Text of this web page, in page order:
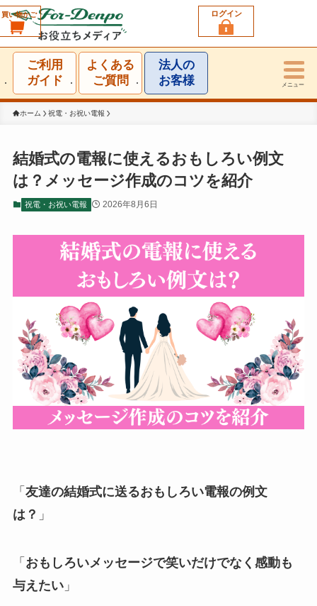
買い物かご ログイン
ご利用
ガイド
よくある
ご質問
法人の
お客様
メニュー
利用シーン一覧
結婚祝い
誕生日祝い
お見舞い・お礼
移転・開店・受賞祝い
選挙
退職・定年
入学・就職・合格祝い・卒業
成人式
ホーム 祝電・お祝い電報
結婚式の電報に使えるおもしろい例文
は？メッセージ作成のコツを紹介
祝電・お祝い電報 2026年8月6日
「 友達の結婚式に送るおもしろい電報の例文
は？ 」
「 おもしろいメッセージで笑いだけでなく感動も
与えたい」